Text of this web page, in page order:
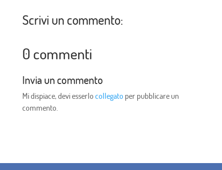
Scrivi un commento:
0 commenti
Invia un commento
Mi dispiace, devi esserlo collegato per pubblicare un
commento.